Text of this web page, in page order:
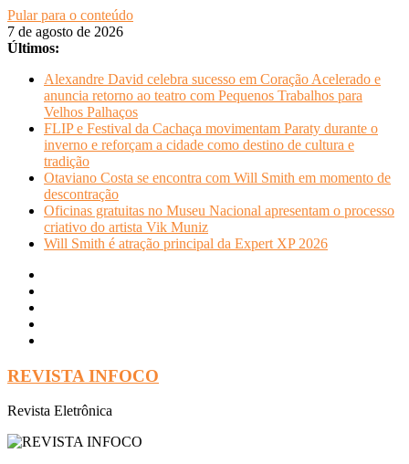
Pular para o conteúdo
7 de agosto de 2026
Últimos:
Alexandre David celebra sucesso em Coração Acelerado e
anuncia retorno ao teatro com Pequenos Trabalhos para
Velhos Palhaços
FLIP e Festival da Cachaça movimentam Paraty durante o
inverno e reforçam a cidade como destino de cultura e
tradição
Otaviano Costa se encontra com Will Smith em momento de
descontração
Oficinas gratuitas no Museu Nacional apresentam o processo
criativo do artista Vik Muniz
Will Smith é atração principal da Expert XP 2026
REVISTA INFOCO
Revista Eletrônica